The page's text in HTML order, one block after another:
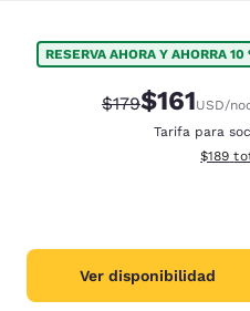
RESERVA AHORA Y AHORRA 10
Precio tachado:
$179Precio con
$161USD/
Tarifa para
Ver
$189
Ver disponibilidad